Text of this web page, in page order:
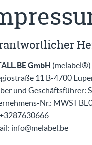
GmbH (melabel®)
11 B-4700
und Geschäftsführer:
Nr.: MWST
+3287630666
info@melabel.be